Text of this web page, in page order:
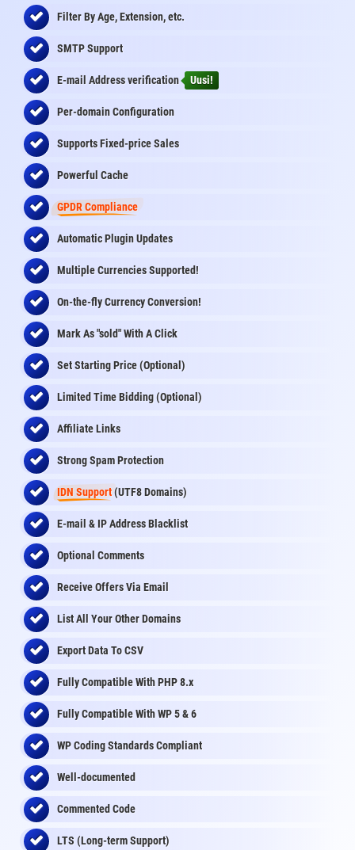
Filter By Age, Extension, etc.
SMTP Support
E-mail Addressverification Uusi!
Per-domain Configuration
Supports Fixed-price Sales
Powerful Cache
GPDR Compliance
Automatic Plugin Updates
Multiple Currencies Supported!
On-the-flyCurrency Conversion!
Mark As "sold" With A Click
Set Starting Price (Optional)
Limited Time Bidding (Optional)
Affiliate Links
Strong Spam Protection
IDN Support(UTF8 Domains)
E-mail & IP Address Blacklist
Optional Comments
Receive Offers Via Email
List All Your Other Domains
Export Data To CSV
Fully Compatible With PHP 8.x
Fully Compatible With WP 5 & 6
WP Coding Standards Compliant
Well-documented
Commented Code
LTS (Long-term Support)